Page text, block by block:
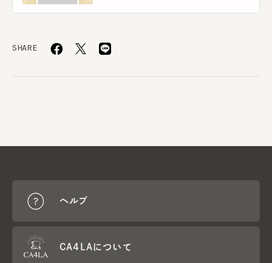
SHARE
ヘルプ
CA4LAについて